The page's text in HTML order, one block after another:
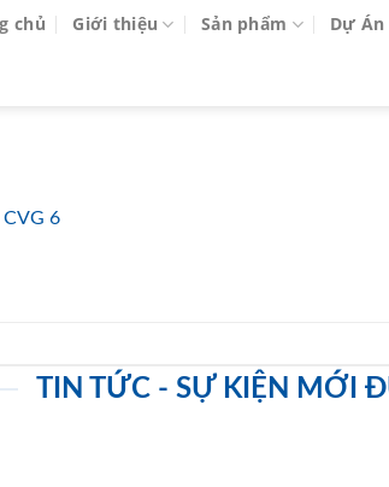
chủ Giới thiệu Sản phẩm Dự Án
6
TIN TỨC - SỰ KIỆN MỚI